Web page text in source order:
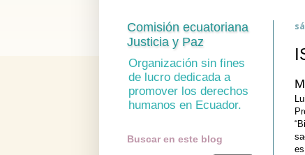
Comisión ecuatoriana
Justicia y Paz
Organización sin fines
de lucro dedicada a
promover los derechos
humanos en Ecuador.
Buscar en este blog